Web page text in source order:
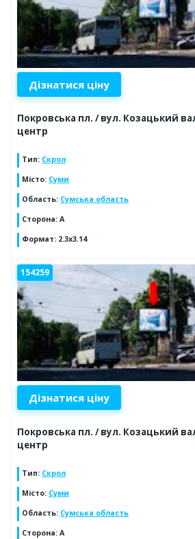
Дізнатися ціну
Покровська пл. / вул. Козацький
центр
Тип: Скрол
Місто: Суми
Область: Сумська область
Сторона: A
Формат: 2.3x3.14
154259
Дізнатися ціну
Покровська пл. / вул. Козацький
центр
Тип: Скрол
Місто: Суми
Область: Сумська область
Сторона: A